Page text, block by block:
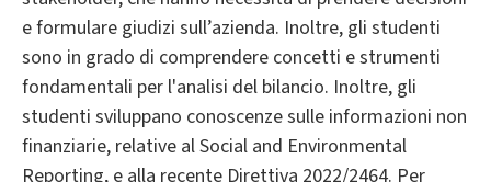
e formulare giudizi sull’azienda. Inoltre, gli studenti
sono in grado di comprendere concetti e strumenti
fondamentali per l'analisi del bilancio. Inoltre, gli
studenti sviluppano conoscenze sulle informazioni non
finanziarie, relative al Social and Environmental
Reporting, e alla recente Direttiva 2022/2464. Per